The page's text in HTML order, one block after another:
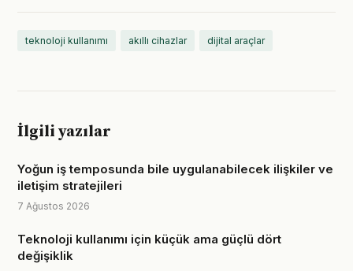
teknoloji kullanımı akıllı cihazlar dijital araçlar
İlgili yazılar
Yoğun iş temposunda bile uygulanabilecek ilişkiler ve
iletişim stratejileri
7 Ağustos 2026
Teknoloji kullanımı için küçük ama güçlü dört
değişiklik